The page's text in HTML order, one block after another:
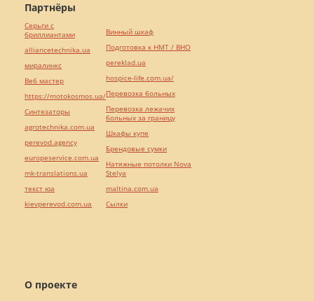
О проекте
Партнёры
Серьги с
бриллиантами
alliancetechnika.ua
миралинкс
Веб мастер
https://motokosmos.ua/
Синтезаторы
agrotechnika.com.ua
perevod.agency
europeservice.com.ua
mk-translations.ua
текст юа
kievperevod.com.ua
Винный шкаф
Подготовка к НМТ / ВНО
pereklad.ua
hospice-life.com.ua/
Перевозка больных
Перевозка лежачих
больных за границу
Шкафы купе
Брендовые сумки
Натяжные потолки Nova
Stelya
maltina.com.ua
Cылки